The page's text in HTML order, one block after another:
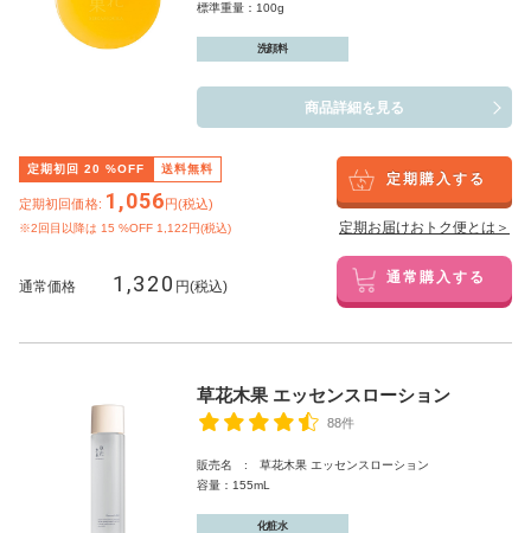
標準重量：100g
洗顔料
商品詳細を見る
定期初回 20 %OFF 送料無料
定期初回価格: 1,056円(税込)
※2回目以降は 15 %OFF 1,122円(税込)
定期購入する
定期お届けおトク便とは＞
通常価格 1,320 円(税込) 通常購入する
草花木果 エッセンスローション
88件
販売名 : 草花木果 エッセンスローション
容量：155mL
化粧水